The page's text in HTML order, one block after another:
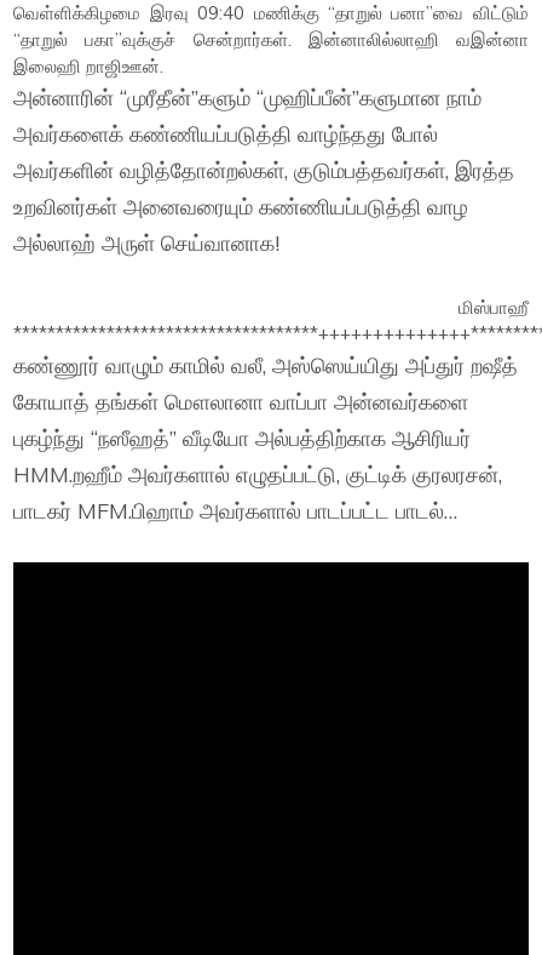
வெள்ளிக்கிழமை இரவு 09:40 மணிக்கு “தாறுல் பனா”வை விட்டும்
“தாறுல் பகா”வுக்குச் சென்றார்கள். இன்னாலில்லாஹி வஇன்னா
இலைஹி றாஜிஊன்.
அன்னாரின் “முரீதீன்”களும் “முஹிப்பீன்”களுமான நாம்
அவர்களைக் கண்ணியப்படுத்தி வாழ்ந்தது போல்
அவர்களின் வழித்தோன்றல்கள், குடும்பத்தவர்கள், இரத்த
உறவினர்கள் அனைவரையும் கண்ணியப்படுத்தி வாழ
அல்லாஹ் அருள் செய்வானாக!
மிஸ்பாஹீ
கண்ணூர் வாழும் காமில் வலீ, அஸ்ஸெய்யிது அப்துர் றஷீத்
கோயாத் தங்கள் மௌலானா வாப்பா அன்னவர்களை
புகழ்ந்து “நஸீஹத்” வீடியோ அல்பத்திற்காக ஆசிரியர்
HMM.றஹீம் அவர்களால் எழுதப்பட்டு, குட்டிக் குரலரசன்,
பாடகர் MFM.பிஹாம் அவர்களால் பாடப்பட்ட பாடல்…